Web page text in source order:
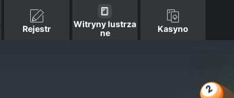
Rejestr
Witryny lustrza
ne
Kasyno